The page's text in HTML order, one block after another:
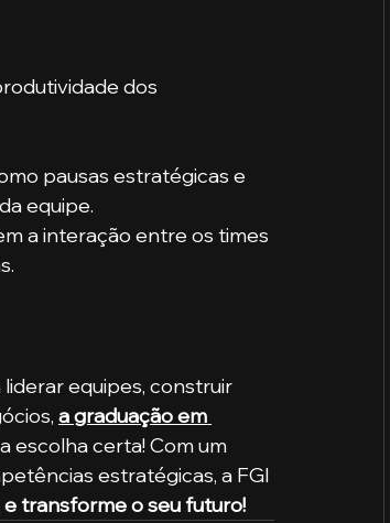
dos
pausas estratégicas e
equipe.
a interação entre os times
equipes, construir
a graduação em
escolha certa! Com um
estratégicas, a FGI
transforme o seu futuro!